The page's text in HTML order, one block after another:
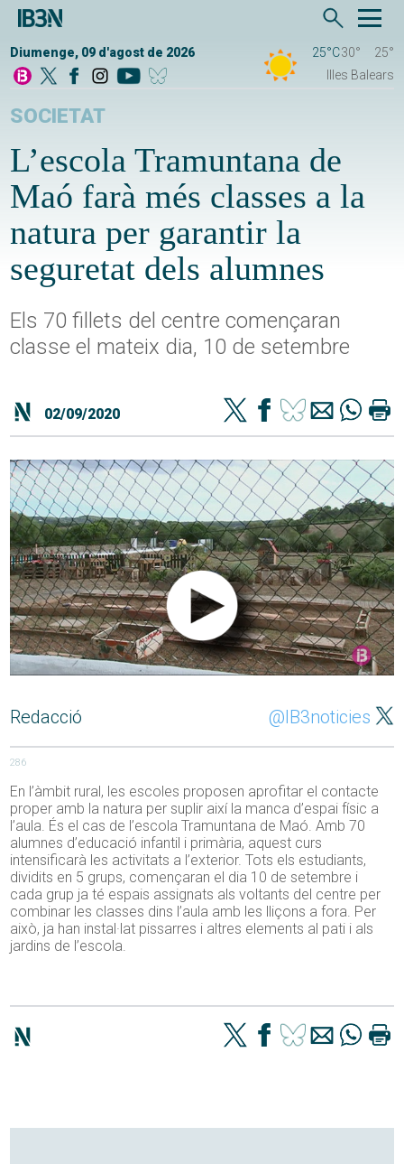
Diumenge, 09 d'agost de 2026 25°C30°
25°
Illes Balears
SOCIETAT
L’escola Tramuntana de
Maó farà més classes a la
natura per garantir la
seguretat dels alumnes
Els 70 fillets del centre començaran
classe el mateix dia, 10 de setembre
02/09/2020
Redacció @IB3noticies
286
En l’àmbit rural, les escoles proposen aprofitar el contacte
proper amb la natura per suplir així la manca d’espai físic a
l’aula. És el cas de l’escola Tramuntana de Maó. Amb 70
alumnes d’educació infantil i primària, aquest curs
intensificarà les activitats a l’exterior. Tots els estudiants,
dividits en 5 grups, començaran el dia 10 de setembre i
cada grup ja té espais assignats als voltants del centre per
combinar les classes dins l’aula amb les lliçons a fora. Per
això, ja han instal·lat pissarres i altres elements al pati i als
jardins de l’escola.